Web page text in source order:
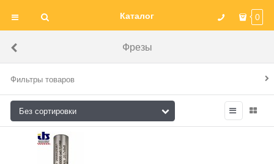
Каталог 0
Фрезы
Фильтры товаров